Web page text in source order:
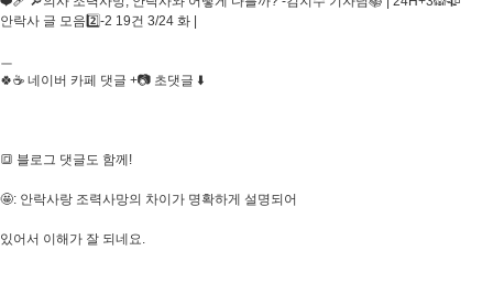
안락사 글 모음2️⃣-2 19건 3/24 화 |
ㅡ
🍀☕ 네이버 카페 댓글 +📷 초댓글 ⬇️
🔳 블로그 댓글도 함께!
🤩: 안락사랑 조력사망의 차이가 명확하게 설명되어
있어서 이해가 잘 되네요.